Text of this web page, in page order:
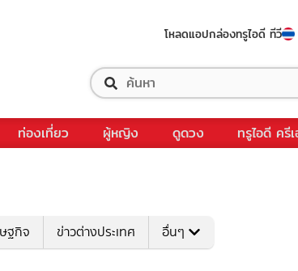
โหลดแอปกล่องทรูไอดี ทีวี
ท่องเที่ยว ผู้หญิง ดูดวง ทรูไอดี ครี
ฐกิจ ข่าวต่างประเทศ อื่นๆ